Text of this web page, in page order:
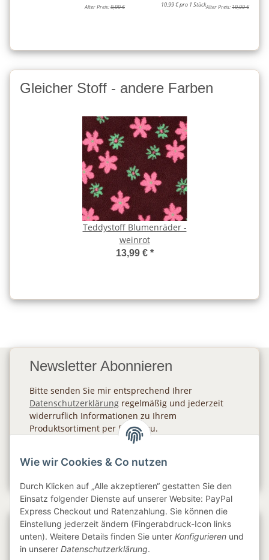
Alter Preis:9,99 € 10,99 € pro 1 StückAlter Preis:19,99 €
Gleicher Stoff - andere Farben
Teddystoff Blumenräder -
weinrot
13,99 € *
Newsletter Abonnieren
Bitte senden Sie mir entsprechend Ihrer
Datenschutzerklärung regelmäßig und jederzeit
widerruflich Informationen zu Ihrem
Produktsortiment per E-Mail zu.
Gesetzliche Informationen
Wie wir Cookies & Co nutzen
Durch Klicken auf „Alle akzeptieren“ gestatten Sie den
Einsatz folgender Dienste auf unserer Website: PayPal
Express Checkout und Ratenzahlung. Sie können die
Einstellung jederzeit ändern (Fingerabdruck-Icon links
unten). Weitere Details finden Sie unter Konfigurieren und
in unserer Datenschutzerklärung.